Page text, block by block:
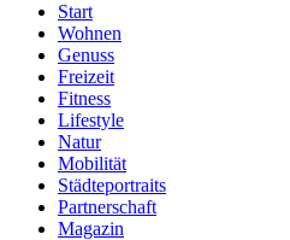
Start
Wohnen
Genuss
Freizeit
Fitness
Lifestyle
Natur
Mobilität
Städteportraits
Partnerschaft
Magazin